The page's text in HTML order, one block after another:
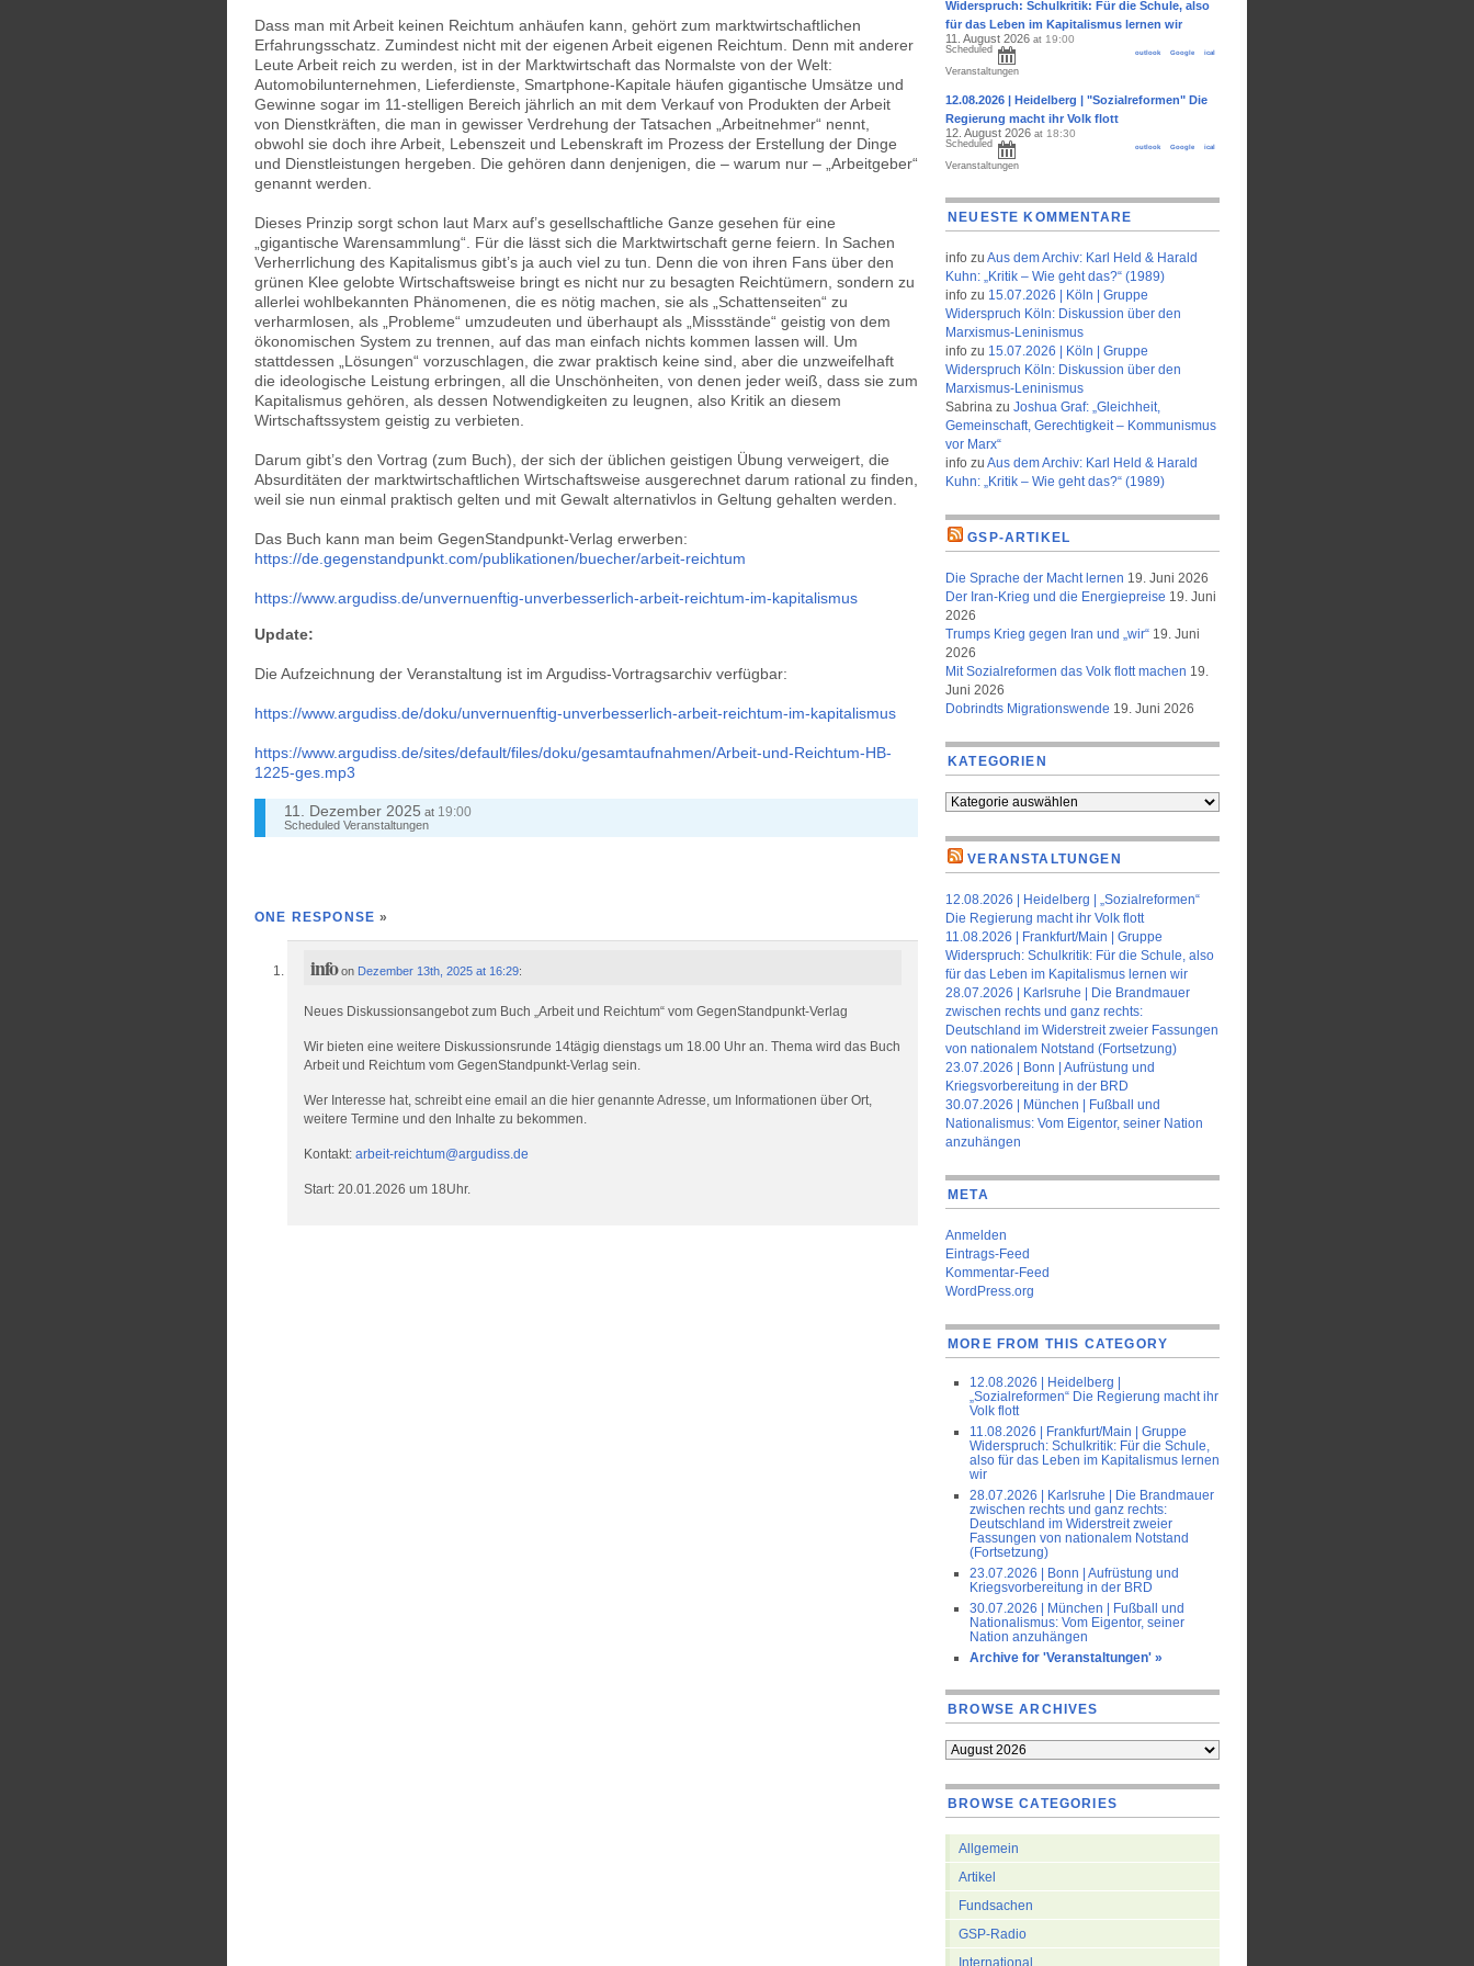
Dass man mit Arbeit keinen Reichtum anhäufen kann, gehört zum marktwirtschaftlichen
Erfahrungsschatz. Zumindest nicht mit der eigenen Arbeit eigenen Reichtum. Denn mit anderer
Leute Arbeit reich zu werden, ist in der Marktwirtschaft das Normalste von der Welt:
Automobilunternehmen, Lieferdienste, Smartphone-Kapitale häufen gigantische Umsätze und
Gewinne sogar im 11-stelligen Bereich jährlich an mit dem Verkauf von Produkten der Arbeit
von Dienstkräften, die man in gewisser Verdrehung der Tatsachen „Arbeitnehmer“ nennt,
obwohl sie doch ihre Arbeit, Lebenszeit und Lebenskraft im Prozess der Erstellung der Dinge
und Dienstleistungen hergeben. Die gehören dann denjenigen, die – warum nur – „Arbeitgeber“
genannt werden.
Dieses Prinzip sorgt schon laut Marx auf’s gesellschaftliche Ganze gesehen für eine
„gigantische Warensammlung“. Für die lässt sich die Marktwirtschaft gerne feiern. In Sachen
Verherrlichung des Kapitalismus gibt’s ja auch viel zu tun. Denn die von ihren Fans über den
grünen Klee gelobte Wirtschaftsweise bringt es nicht nur zu besagten Reichtümern, sondern zu
allerlei wohlbekannten Phänomenen, die es nötig machen, sie als „Schattenseiten“ zu
verharmlosen, als „Probleme“ umzudeuten und überhaupt als „Missstände“ geistig von dem
ökonomischen System zu trennen, auf das man einfach nichts kommen lassen will. Um
stattdessen „Lösungen“ vorzuschlagen, die zwar praktisch keine sind, aber die unzweifelhaft
die ideologische Leistung erbringen, all die Unschönheiten, von denen jeder weiß, dass sie zum
Kapitalismus gehören, als dessen Notwendigkeiten zu leugnen, also Kritik an diesem
Wirtschaftssystem geistig zu verbieten.
Darum gibt’s den Vortrag (zum Buch), der sich der üblichen geistigen Übung verweigert, die
Absurditäten der marktwirtschaftlichen Wirtschaftsweise ausgerechnet darum rational zu finden,
weil sie nun einmal praktisch gelten und mit Gewalt alternativlos in Geltung gehalten werden.
Das Buch kann man beim GegenStandpunkt-Verlag erwerben:
https://de.gegenstandpunkt.com/publikationen/buecher/arbeit-reichtum
https://www.argudiss.de/unvernuenftig-unverbesserlich-arbeit-reichtum-im-kapitalismus
Update:
Die Aufzeichnung der Veranstaltung ist im Argudiss-Vortragsarchiv verfügbar:
https://www.argudiss.de/doku/unvernuenftig-unverbesserlich-arbeit-reichtum-im-kapitalismus
https://www.argudiss.de/sites/default/files/doku/gesamtaufnahmen/Arbeit-und-Reichtum-HB-
1225-ges.mp3
11. Dezember 2025 at 19:00
Scheduled Veranstaltungen
ONE RESPONSE»
infoon Dezember 13th, 2025 at 16:29:
Neues Diskussionsangebot zum Buch „Arbeit und Reichtum“ vom GegenStandpunkt-Verlag
Wir bieten eine weitere Diskussionsrunde 14tägig dienstags um 18.00 Uhr an. Thema wird das Buch
Arbeit und Reichtum vom GegenStandpunkt-Verlag sein.
Wer Interesse hat, schreibt eine email an die hier genannte Adresse, um Informationen über Ort,
weitere Termine und den Inhalte zu bekommen.
Kontakt: arbeit-reichtum@argudiss.de
Start: 20.01.2026 um 18Uhr.
Widerspruch: Schulkritik: Für die Schule, also
für das Leben im Kapitalismus lernen wir
11. August 2026 at 19:00
Scheduled ical
Google
outlook
Veranstaltungen
12.08.2026 | Heidelberg | "Sozialreformen" Die
Regierung macht ihr Volk flott
12. August 2026 at 18:30
Scheduled ical
Google
outlook
Veranstaltungen
NEUESTE KOMMENTARE
info zu Aus dem Archiv: Karl Held & Harald
Kuhn: „Kritik – Wie geht das?“ (1989)
info zu 15.07.2026 | Köln | Gruppe
Widerspruch Köln: Diskussion über den
Marxismus-Leninismus
info zu 15.07.2026 | Köln | Gruppe
Widerspruch Köln: Diskussion über den
Marxismus-Leninismus
Sabrina zu Joshua Graf: „Gleichheit,
Gemeinschaft, Gerechtigkeit – Kommunismus
vor Marx“
info zu Aus dem Archiv: Karl Held & Harald
Kuhn: „Kritik – Wie geht das?“ (1989)
GSP-ARTIKEL
Die Sprache der Macht lernen 19. Juni 2026
Der Iran-Krieg und die Energiepreise 19. Juni
2026
Trumps Krieg gegen Iran und „wir“ 19. Juni
2026
Mit Sozialreformen das Volk flott machen 19.
Juni 2026
Dobrindts Migrationswende 19. Juni 2026
KATEGORIEN
Kategorien
VERANSTALTUNGEN
12.08.2026 | Heidelberg | „Sozialreformen“
Die Regierung macht ihr Volk flott
11.08.2026 | Frankfurt/Main | Gruppe
Widerspruch: Schulkritik: Für die Schule, also
für das Leben im Kapitalismus lernen wir
28.07.2026 | Karlsruhe | Die Brandmauer
zwischen rechts und ganz rechts:
Deutschland im Widerstreit zweier Fassungen
von nationalem Notstand (Fortsetzung)
23.07.2026 | Bonn | Aufrüstung und
Kriegsvorbereitung in der BRD
30.07.2026 | München | Fußball und
Nationalismus: Vom Eigentor, seiner Nation
anzuhängen
META
Anmelden
Eintrags-Feed
Kommentar-Feed
WordPress.org
MORE FROM THIS CATEGORY
12.08.2026 | Heidelberg |
„Sozialreformen“ Die Regierung macht ihr
Volk flott
11.08.2026 | Frankfurt/Main | Gruppe
Widerspruch: Schulkritik: Für die Schule,
also für das Leben im Kapitalismus lernen
wir
28.07.2026 | Karlsruhe | Die Brandmauer
zwischen rechts und ganz rechts:
Deutschland im Widerstreit zweier
Fassungen von nationalem Notstand
(Fortsetzung)
23.07.2026 | Bonn | Aufrüstung und
Kriegsvorbereitung in der BRD
30.07.2026 | München | Fußball und
Nationalismus: Vom Eigentor, seiner
Nation anzuhängen
Archive for 'Veranstaltungen' »
BROWSE ARCHIVES
BROWSE CATEGORIES
Allgemein
Artikel
Fundsachen
GSP-Radio
International